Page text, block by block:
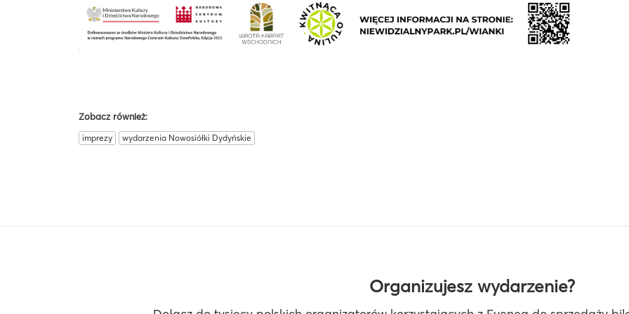
Zobacz również:
imprezy wydarzenia Nowosiółki Dydyńskie
Organizujesz wydarzenie?